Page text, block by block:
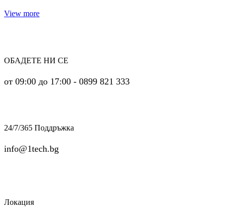
View more
ОБАДЕТЕ НИ СЕ
от 09:00 до 17:00 - 0899 821 333
24/7/365 Поддръжка
info@1tech.bg
Локация